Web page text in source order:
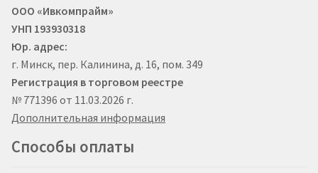
ООО «Ивкомпрайм»
УНП 193930318
Юр. адрес:
г. Минск, пер. Калинина, д. 16, пом. 349
Регистрация в торговом реестре
№ 771396 от 11.03.2026 г.
Дополнительная информация
Способы оплаты